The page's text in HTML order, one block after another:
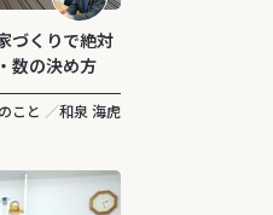
づくりで絶対
数の決め方
こと 和泉 海虎